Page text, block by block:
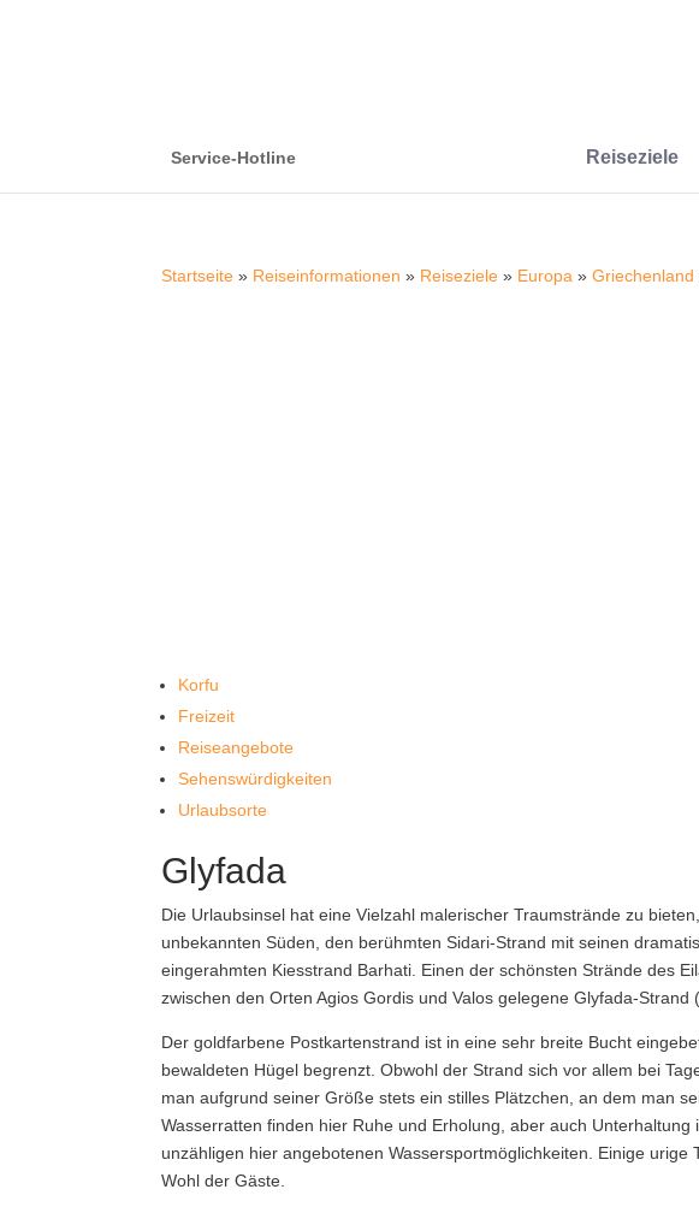
Service-Hotline Reiseziele
Startseite » Reiseinformationen » Reiseziele » Europa »Griechenland
Korfu
Freizeit
Reiseangebote
Sehenswürdigkeiten
Urlaubsorte
Glyfada
Die Urlaubsinsel hat eine Vielzahl malerischer Traumstrände zu
unbekannten Süden, den berühmten Sidari-Strand mit seinen
eingerahmten Kiesstrand Barhati. Einen der schönsten Strände des
zwischen den Orten Agios Gordis und Valos gelegene Glyfada-Strand
Der goldfarbene Postkartenstrand ist in eine sehr breite Bucht
bewaldeten Hügel begrenzt. Obwohl der Strand sich vor allem bei
man aufgrund seiner Größe stets ein stilles Plätzchen, an dem man
Wasserratten finden hier Ruhe und Erholung, aber auch
unzähligen hier angebotenen Wassersportmöglichkeiten. Einige
Wohl der Gäste.